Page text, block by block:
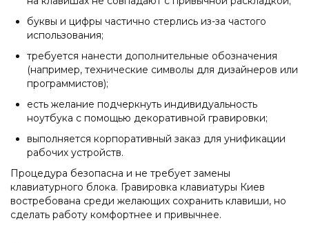
буквы и цифры частично стерлись из-за частого
использования;
требуется нанести дополнительные обозначения
(например, технические символы для дизайнеров или
программистов);
есть желание подчеркнуть индивидуальность
ноутбука с помощью декоративной гравировки;
выполняется корпоративный заказ для унификации
рабочих устройств.
Процедура безопасна и не требует замены
клавиатурного блока. Гравировка клавиатуры Киев
востребована среди желающих сохранить клавиши, но
сделать работу комфортнее и привычнее.